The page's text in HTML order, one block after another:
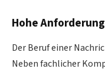
Hohe
Der Beruf einer
Neben fachlicher